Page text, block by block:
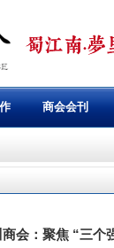
商会会刊
会：聚焦 “三个